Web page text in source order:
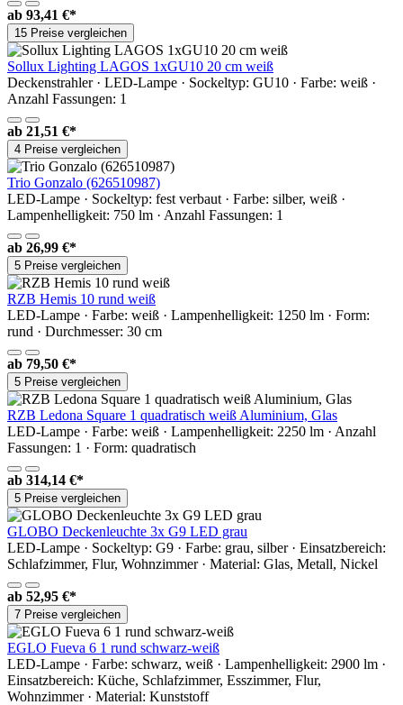
ab 93,41 €*
15 Preise vergleichen
Sollux Lighting LAGOS 1xGU10 20 cm weiß
Deckenstrahler · LED-Lampe · Sockeltyp: GU10 · Farbe: weiß ·
Anzahl Fassungen: 1
ab 21,51 €*
4 Preise vergleichen
Trio Gonzalo (626510987)
LED-Lampe · Sockeltyp: fest verbaut · Farbe: silber, weiß ·
Lampenhelligkeit: 750 lm · Anzahl Fassungen: 1
ab 26,99 €*
5 Preise vergleichen
RZB Hemis 10 rund weiß
LED-Lampe · Farbe: weiß · Lampenhelligkeit: 1250 lm · Form:
rund · Durchmesser: 30 cm
ab 79,50 €*
5 Preise vergleichen
RZB Ledona Square 1 quadratisch weiß Aluminium, Glas
LED-Lampe · Farbe: weiß · Lampenhelligkeit: 2250 lm · Anzahl
Fassungen: 1 · Form: quadratisch
ab 314,14 €*
5 Preise vergleichen
GLOBO Deckenleuchte 3x G9 LED grau
LED-Lampe · Sockeltyp: G9 · Farbe: grau, silber · Einsatzbereich:
Schlafzimmer, Flur, Wohnzimmer · Material: Glas, Metall, Nickel
ab 52,95 €*
7 Preise vergleichen
EGLO Fueva 6 1 rund schwarz-weiß
LED-Lampe · Farbe: schwarz, weiß · Lampenhelligkeit: 2900 lm ·
Einsatzbereich: Küche, Schlafzimmer, Esszimmer, Flur,
Wohnzimmer · Material: Kunststoff